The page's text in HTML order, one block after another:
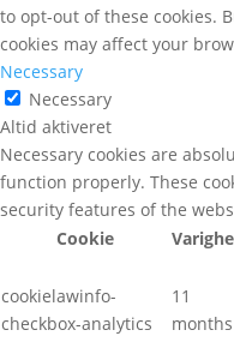
to opt-out of these cookies.
cookies may affect your
Necessary
Necessary
Altid aktiveret
Necessary cookies are
function properly. These
security features of the
Cookie
cookielawinfo-
checkbox-analytics
11
months